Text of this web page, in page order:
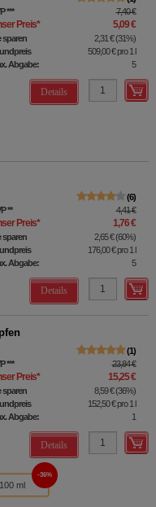
*** 7,40 €
Preis* 5,09 €
sparen 2,31 €(31%)
509,00 €pro 1 l
Abgabe:
5
Details
6
** 4,41 €
Preis* 1,76 €
sparen 2,65 €(60%)
176,00 €pro 1 l
Abgabe:
5
Details
1
*** 23,84 €
Preis* 15,25 €
sparen 8,59 €(36%)
152,50 €pro 1 l
Abgabe:
1
Details
100 ml
36%